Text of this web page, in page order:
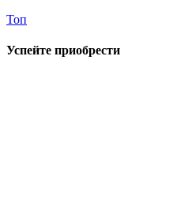
Топ
Успейте приобрести